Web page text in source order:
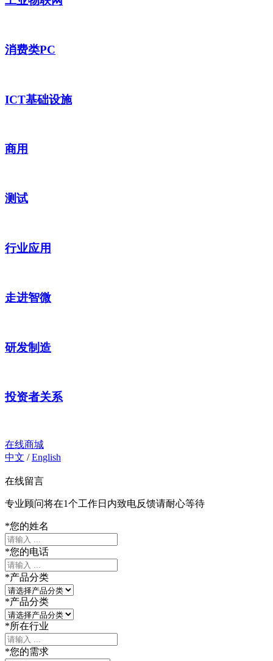
消费类PC
ICT基础设施
商用
测试
行业应用
走进智微
研发制造
投资者关系
在线商城
中文 /English
在线留言
专业顾问将在1个工作日内致电反馈请耐心等待
*您的姓名
*您的电话
*产品分类
*产品分类
*所在行业
*您的需求